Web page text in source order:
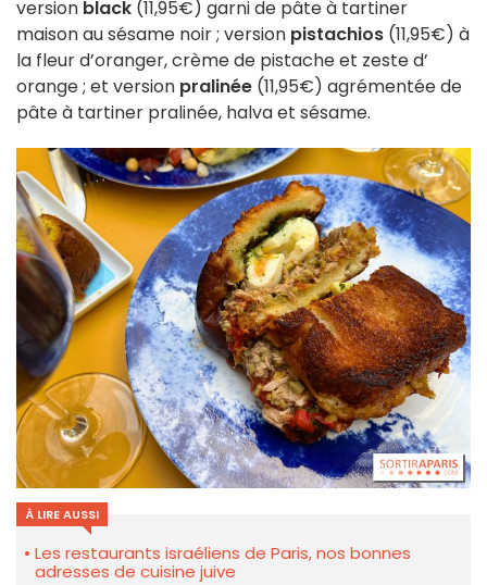
version black (11,95€) garni de pâte à tartiner
maison au sésame noir ; version pistachios (11,95€) à
la fleur d’oranger, crème de pistache et zeste d’
orange ; et version pralinée (11,95€) agrémentée de
pâte à tartiner pralinée, halva et sésame.
À LIRE AUSSI
Les restaurants israéliens de Paris, nos bonnes
adresses de cuisine juive